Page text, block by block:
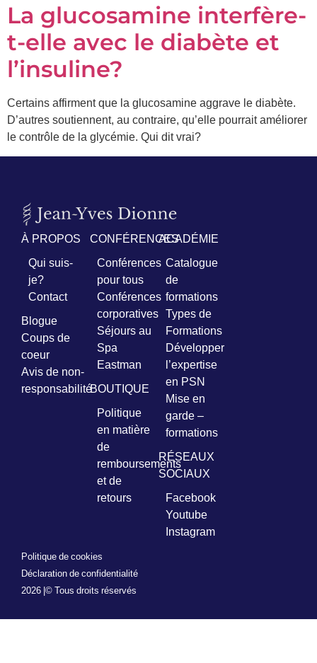
La glucosamine interfère-
t-elle avec le diabète et
l’insuline?
Certains affirment que la glucosamine aggrave le diabète.
D’autres soutiennent, au contraire, qu’elle pourrait améliorer
le contrôle de la glycémie. Qui dit vrai?
À PROPOS
Qui suis-
je?
Contact
Blogue
Coups de
coeur
Avis de non-
responsabilité
CONFÉRENCES
Conférences
pour tous
Conférences
corporatives
Séjours au
Spa
Eastman
BOUTIQUE
Politique
en matière
de
remboursements
et de
retours
ACADÉMIE
Catalogue
de
formations
Types de
Formations
Développer
l’expertise
en PSN
Mise en
garde –
formations
RÉSEAUX
SOCIAUX
Facebook
Youtube
Instagram
2026 |© Tous droits réservés
Politique de cookies
Déclaration de confidentialité